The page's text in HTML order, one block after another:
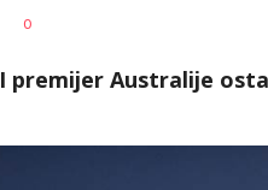
AUTOR
0
I premijer Australije